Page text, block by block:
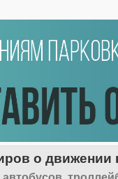
о движении